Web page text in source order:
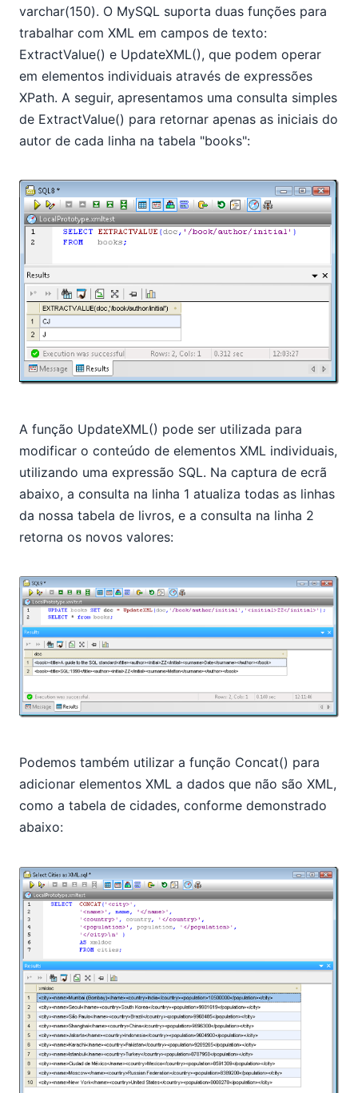
varchar(150). O MySQL suporta duas funções para
trabalhar com XML em campos de texto:
ExtractValue() e UpdateXML(), que podem operar
em elementos individuais através de expressões
XPath. A seguir, apresentamos uma consulta simples
de ExtractValue() para retornar apenas as iniciais do
autor de cada linha na tabela "books":
A função UpdateXML() pode ser utilizada para
modificar o conteúdo de elementos XML individuais,
utilizando uma expressão SQL. Na captura de ecrã
abaixo, a consulta na linha 1 atualiza todas as linhas
da nossa tabela de livros, e a consulta na linha 2
retorna os novos valores:
Podemos também utilizar a função Concat() para
adicionar elementos XML a dados que não são XML,
como a tabela de cidades, conforme demonstrado
abaixo: